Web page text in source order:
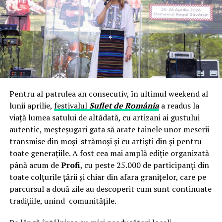
Este vorba de o actiune oculta, pregatita cu decoruri
colorate, in laboratoarele institutiei care inca o mai
tolereaza pe traseista Gavrilescu Gratiela Leocadia, prin
care, acest personaj ar trebui sa ajunga, in cateva zile, in
pozitia de sef al AFM Ploiesti.
In acest mod se perpetueaza strategiile ALDE si pentru
cazul Toma Petcu, actiune aflata in directa si stricta
competenta a Gratielei Gavrilescu, care trebuie sa-l
promoveze la conducerea AFM.
Interesanta va fi initierea si declansarea actiunii
traseistei Gavrilescu Gratiela Leocadia de promovare a
acestui giurgiuvean, Toma Petcu care, desigur, va
beneficia si de o alta reactie, pe masura, a altora, care
abia asteapta sa riposteze, zic, altii, destul de ferm si
autoritar, avand in vedere agenda din SUA, efectuata in
aceste zile, exact, unde credeti, la Washington D.C. De
catre cine, oare? Si in cadrul careia va fi abordata si
activitatea traseistei si a echipei sale, inceputa de pe
vremea mandatului de viceprimar, formula in care a fost
Pentru al patrulea an consecutiv, în ultimul weekend al
lunii aprilie, festivalul Suflet de Româniaa readus la
viață lumea satului de altădată, cu artizani ai gustului
autentic, meșteșugari gata să arate tainele unor meserii
transmise din moși-strămoși și cu artiști din și pentru
toate generațiile. A fost cea mai amplă ediție organizată
până acum deProfi, cu peste 25.000 de participanți din
toate colțurile țării și chiar din afara granițelor, care pe
parcursul a două zile au descoperit cum sunt continuate
tradițiile, unind comunitățile.